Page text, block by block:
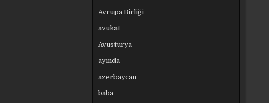
Avrupa Birliği
avukat
Avusturya
ayında
azerbaycan
baba